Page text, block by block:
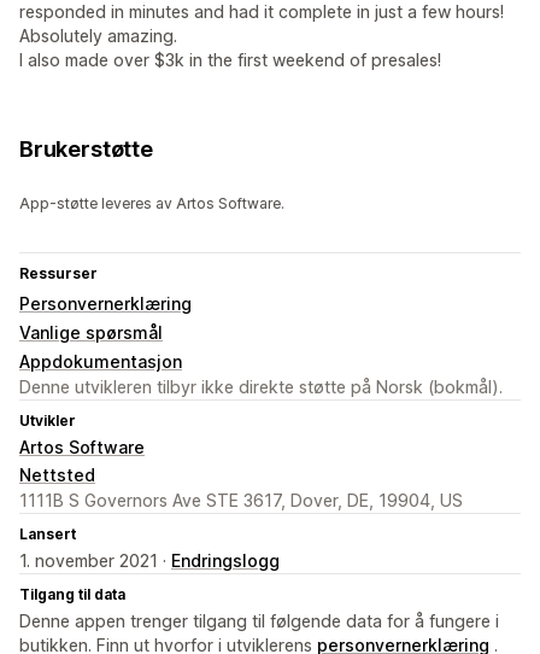
responded in minutes and had it complete in just a few hours!
Absolutely amazing.
I also made over $3k in the first weekend of presales!
Brukerstøtte
App-støtte leveres av Artos Software.
Ressurser
Personvernerklæring
Vanlige spørsmål
Appdokumentasjon
Denne utvikleren tilbyr ikke direkte støtte på Norsk (bokmål).
Utvikler
Artos Software
Nettsted
1111B S Governors Ave STE 3617, Dover, DE, 19904, US
Lansert
1. november 2021 · Endringslogg
Tilgang til data
Denne appen trenger tilgang til følgende data for å fungere i
butikken. Finn ut hvorfor i utviklerens personvernerklæring .